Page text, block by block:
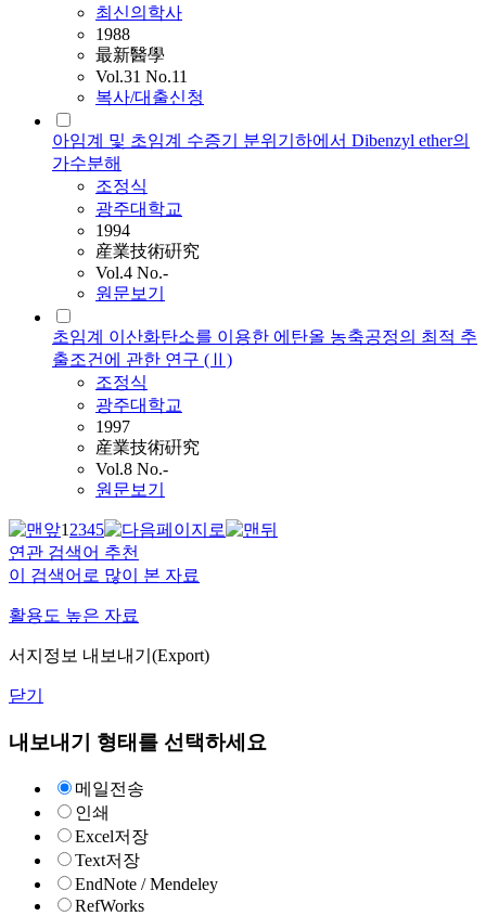
최신의학사
1988
最新醫學
Vol.31 No.11
복사/대출신청
아임계 및 초임계 수증기 분위기하에서 Dibenzyl ether의
가수분해
조정식
광주대학교
1994
産業技術硏究
Vol.4 No.-
원문보기
초임계 이산화탄소를 이용한 에탄올 농축공정의 최적 추
출조건에 관한 연구 (Ⅱ)
조정식
광주대학교
1997
産業技術硏究
Vol.8 No.-
원문보기
12345
연관 검색어 추천
이 검색어로 많이 본 자료
활용도 높은 자료
서지정보 내보내기(Export)
닫기
내보내기 형태를 선택하세요
메일전송
인쇄
Excel저장
Text저장
EndNote / Mendeley
RefWorks